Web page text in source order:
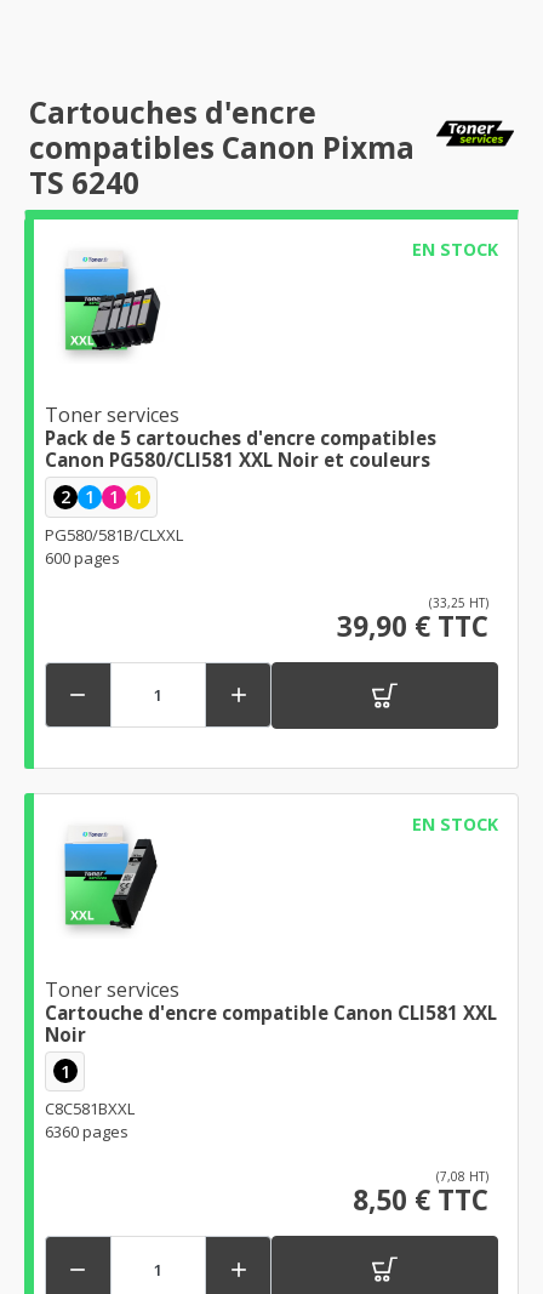
Cartouches d'encre
compatibles Canon Pixma
TS 6240
EN STOCK
Toner services
Pack de 5 cartouches d'encre compatibles
Canon PG580/CLI581 XXL Noir et couleurs
2 1 1 1
PG580/581B/CLXXL
600 pages
(33,25 HT)
39,90 € TTC
 
EN STOCK
Toner services
Cartouche d'encre compatible Canon CLI581 XXL
Noir
1
C8C581BXXL
6360 pages
(7,08 HT)
8,50 € TTC
 